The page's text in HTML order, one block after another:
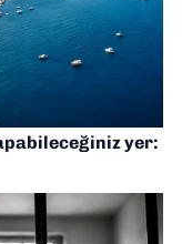
yer: